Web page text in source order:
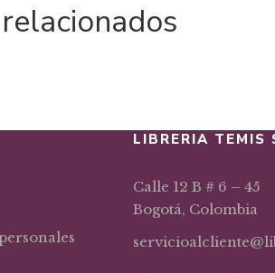
LIBRERIA TEMIS
Calle 12 B # 6 – 45
Bogotá, Colombia